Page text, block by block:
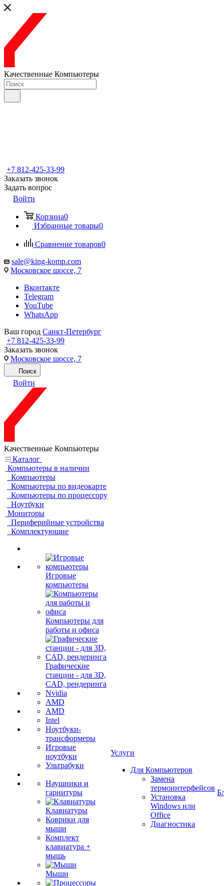
Качественные Компьютеры
+7 812-425-33-99
Заказать звонок
Задать вопрос
Войти
Корзина0
Избранные товары0
Сравнение товаров0
sale@king-komp.com
Московское шоссе, 7
Вконтакте
Telegram
YouTube
WhatsApp
Ваш город Санкт-Петербург
+7 812-425-33-99
Заказать звонок
Московское шоссе, 7
Поиск
Войти
Качественные Компьютеры
Каталог
Компьютеры в наличии
Компьютеры
Компьютеры по видеокарте
Компьютеры по процессору
Ноутбуки
Мониторы
Периферийные устройства
Комплектующие
Игровые
компьютеры
Компьютеры для
работы и офиса
Графические
станции - для 3D,
CAD, рендеринга
Nvidia
AMD
AMD
Intel
Ноутбуки-
трансформеры
Игровые
ноутбуки
Ультрабуки
Наушники и
гарнитуры
Клавиатуры
Коврики для
мыши
Комплект
клавиатура +
мышь
Мыши
Услуги
Для Компьютеров
Замена
термоинтерфейсов
Установка
Windows или
Office
Диагностика